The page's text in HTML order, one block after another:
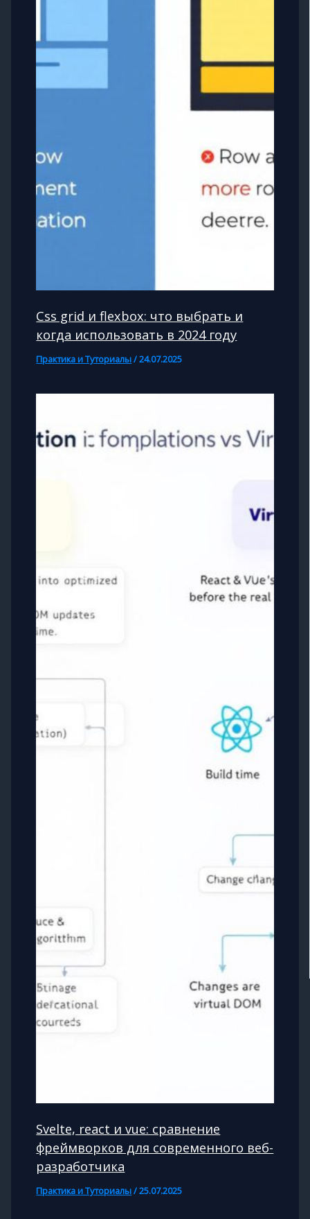
Css grid и flexbox: что выбрать и
когда использовать в 2024 году
Практика и Туториалы/24.07.2025
Svelte, react и vue: сравнение
фреймворков для современного веб-
разработчика
Практика и Туториалы/25.07.2025